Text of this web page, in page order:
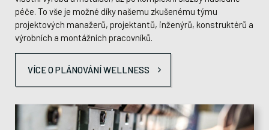
péče. To vše je možné díky našemu zkušenému týmu
projektových manažerů, projektantů, inženýrů, konstruktérů a
výrobních a montážních pracovníků.
VÍCE O PLÁNOVÁNÍ WELLNESS